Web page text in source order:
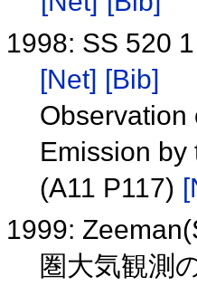
1998: SS 520
[Net] [Bib]
Observation
Emission by
(A11 P117)
1999:
圏大気観測